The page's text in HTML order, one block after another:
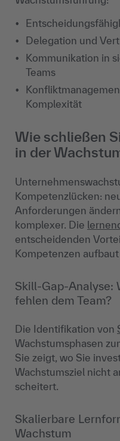
Delegation und
Kommunikation in
Teams
Komplexität
Wie schließen
in der
Kompetenzlücken:
Anforderungen
komplexer. Die
entscheidenden
Kompetenzen
Skill-Gap-Analyse:
fehlen dem Team?
Die Identifikation von
Wachstumsphasen
Sie zeigt, wo Sie
Wachstumsziel nicht
scheitert.
Skalierbare
Wachstum